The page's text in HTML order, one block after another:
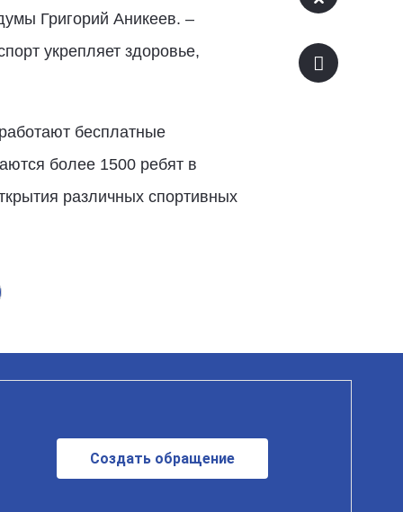
Григорий Аникеев. –
укрепляет здоровье,
бесплатные
более 1500 ребят в
различных спортивных
Создать обращение